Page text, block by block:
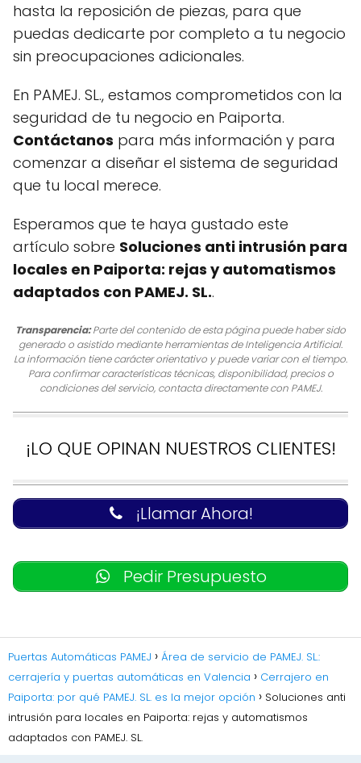
hasta la reposición de piezas, para que
puedas dedicarte por completo a tu negocio
sin preocupaciones adicionales.
En PAMEJ. SL., estamos comprometidos con la
seguridad de tu negocio en Paiporta.
Contáctanos para más información y para
comenzar a diseñar el sistema de seguridad
que tu local merece.
Esperamos que te haya gustado este
artículo sobre Soluciones anti intrusión para
locales en Paiporta: rejas y automatismos
adaptados con PAMEJ. SL..
Transparencia:Parte del contenido de esta página puede haber sido
generado o asistido mediante herramientas de Inteligencia Artificial.
La información tiene carácter orientativo y puede variar con el tiempo.
Para confirmar características técnicas, disponibilidad, precios o
condiciones del servicio, contacta directamente con PAMEJ.
¡LO QUE OPINAN NUESTROS CLIENTES!
¡Llamar Ahora!
Pedir Presupuesto
Puertas Automáticas PAMEJ
Área de servicio de PAMEJ. SL.:
cerrajería y puertas automáticas en Valencia
Cerrajero en
Paiporta: por qué PAMEJ. SL. es la mejor opción
Soluciones anti
intrusión para locales en Paiporta: rejas y automatismos
adaptados con PAMEJ. SL.